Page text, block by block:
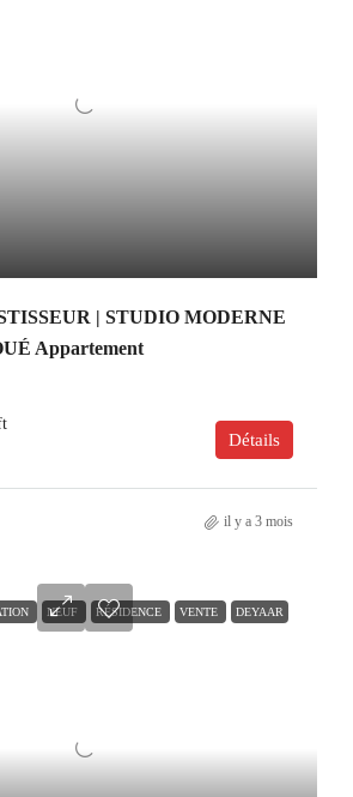
| STUDIO MODERNE
Appartement
Détails
il y a 3 mois
NEUF RÉSIDENCE VENTE DEYAAR